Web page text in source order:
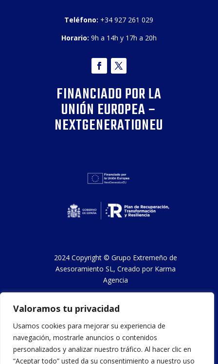
Valoramos tu privacidad
Usamos cookies para mejorar su experiencia de
navegación, mostrarle anuncios o contenidos
personalizados y analizar nuestro tráfico. Al hacer clic en
“Aceptar todo” usted da su consentimiento a nuestro uso
Teléfono: +34 927 261 029
Horario: 9h a 14h y 17h a 20h
FINANCIADO POR LA
UNIÓN EUROPEA –
NEXTGENERATIONEU
2024 Copyright © Grupo Extremeño de
Asesoramiento SL, Creado por Karma
Agencia
Política de privacidad